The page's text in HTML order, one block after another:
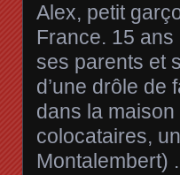
Alex, petit
France. 15
ses parents et
d’une drôle de
dans la
colocataires,
Montalembert)